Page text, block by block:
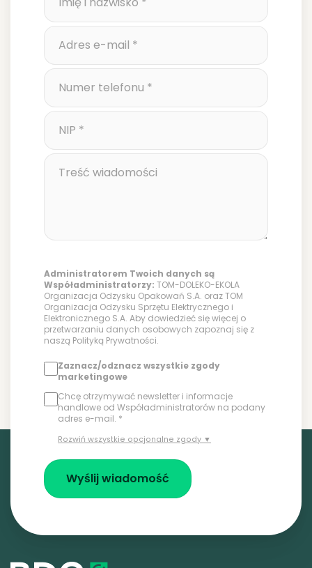
Administratorem Twoich danych są
Współadministratorzy: TOM-DOLEKO-EKOLA
Organizacja Odzysku Opakowań S.A. oraz TOM
Organizacja Odzysku Sprzętu Elektrycznego i
Elektronicznego S.A. Aby dowiedzieć się więcej o
przetwarzaniu danych osobowych zapoznaj się z
naszą Polityką Prywatności.
Zaznacz/odznacz wszystkie zgody
marketingowe
Chcę otrzymywać newsletter i informacje
handlowe od Współadministratorów na podany
adres e-mail. *
Rozwiń wszystkie opcjonalne zgody ▼